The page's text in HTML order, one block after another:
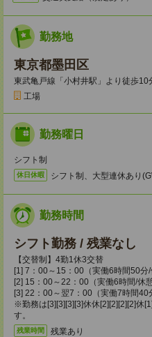
勤務地
東京都墨田区
東武亀戸線「小村井駅」より徒歩
工場
勤務曜日
シフト制
休日休暇 シフト制、大型連休あり
勤務時間
シフト勤務 / 残業なし
【交替制】4勤1休3交替
[1] 7：00～15：00（実働6時間50分/
[2] 15：00～22：00（実働6時間/休
[3] 22：00～翌7：00（実働7時間40
※勤務は[3][3][3][3]休休[2][2][2][2]休
す。
残業時間 残業あり